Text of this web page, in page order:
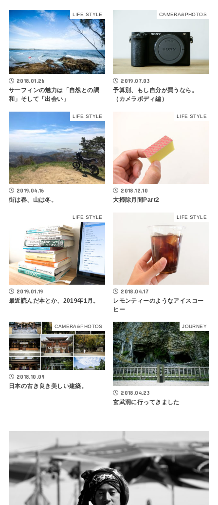
LIFE STYLE
2018.01.26
サーフィンの魅力は「自然との調
和」そして「出会い」
CAMERA&PHOTOS
2019.07.03
予算別、もし自分が買うなら。
（カメラボディ編）
LIFE STYLE
2019.04.16
街は春、山は冬。
LIFE STYLE
2018.12.10
大掃除月間Part2
LIFE STYLE
2019.01.19
最近読んだ本とか、2019年1月。
LIFE STYLE
2018.04.17
レモンティーのようなアイスコー
ヒー
CAMERA&PHOTOS
2018.10.09
日本の古き良き美しい建築。
JOURNEY
2018.04.23
玄武洞に行ってきました